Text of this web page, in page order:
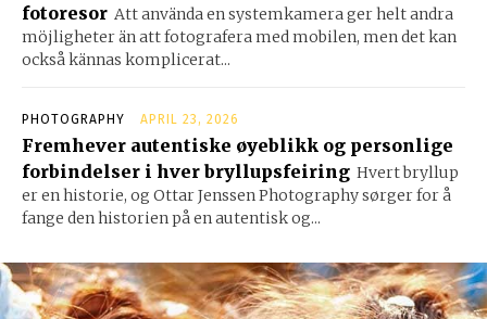
fotoresor Att använda en systemkamera ger helt andra
möjligheter än att fotografera med mobilen, men det kan
också kännas komplicerat...
PHOTOGRAPHY APRIL 23, 2026
Fremhever autentiske øyeblikk og personlige
forbindelser i hver bryllupsfeiring Hvert bryllup
er en historie, og Ottar Jenssen Photography sørger for å
fange den historien på en autentisk og...